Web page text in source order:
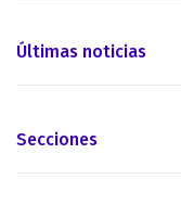
Últimas noticias
Secciones